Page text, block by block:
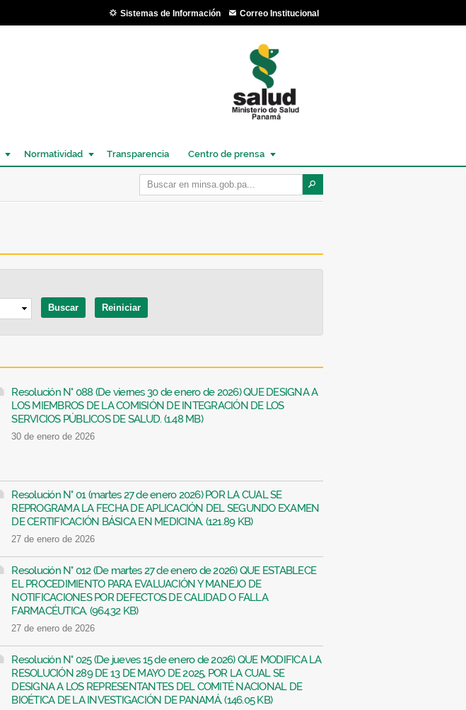
Sistemas de Información Correo Institucional
Normatividad Transparencia Centro de prensa
Resolución N° 088 (De viernes 30 de enero de 2026) QUE DESIGNA A
LOS MIEMBROS DE LA COMISIÓN DE INTEGRACIÓN DE LOS
SERVICIOS PÚBLICOS DE SALUD. (1.48 MB)
30 de enero de 2026
Resolución N° 01 (martes 27 de enero 2026) POR LA CUAL SE
REPROGRAMA LA FECHA DE APLICACIÓN DEL SEGUNDO EXAMEN
DE CERTIFICACIÓN BÁSICA EN MEDICINA. (121.89 KB)
27 de enero de 2026
Resolución N° 012 (De martes 27 de enero de 2026) QUE ESTABLECE
EL PROCEDIMIENTO PARA EVALUACIÓN Y MANEJO DE
NOTIFICACIONES POR DEFECTOS DE CALIDAD O FALLA
FARMACÉUTICA. (964.32 KB)
27 de enero de 2026
Resolución N° 025 (De jueves 15 de enero de 2026) QUE MODIFICA LA
RESOLUCIÓN 289 DE 13 DE MAYO DE 2025, POR LA CUAL SE
DESIGNA A LOS REPRESENTANTES DEL COMITÉ NACIONAL DE
BIOÉTICA DE LA INVESTIGACIÓN DE PANAMÁ. (146.05 KB)